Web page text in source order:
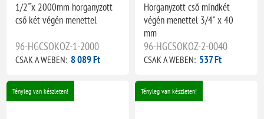
1/2˝x 2000mm horganyzott
cső két végén menettel
96-HGCSOKOZ-1-2000
CSAK A WEBEN: 8 089 Ft
Horganyzott cső mindkét
végén menettel 3/4" x 40
mm
96-HGCSOKOZ-2-0040
CSAK A WEBEN: 537 Ft
Tényleg van készleten! Tényleg van készleten!